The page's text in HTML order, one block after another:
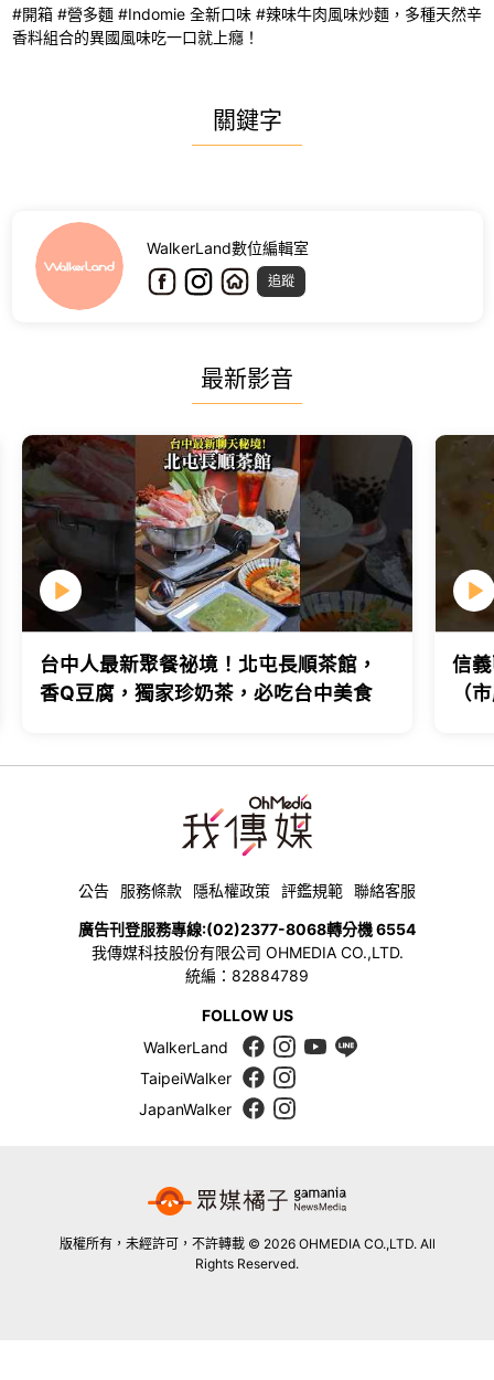
#開箱 #營多麵 #Indomie 全新口味 #辣味牛肉風味炒麵，多種天然辛
香料組合的異國風味吃一口就上癮！
關鍵字
WalkerLand數位編輯室
追蹤
最新影音
台中人最新聚餐祕境！北屯長順茶館，
香Q豆腐，獨家珍奶茶，必吃台中美食
信
（
公告 服務條款 隱私權政策 評鑑規範 聯絡客服
廣告刊登服務專線:(02)2377-8068轉分機 6554
我傳媒科技股份有限公司 OHMEDIA CO.,LTD.
統編：82884789
FOLLOW US
WalkerLand
TaipeiWalker
JapanWalker
版權所有，未經許可，不許轉載 © 2026 OHMEDIA CO.,LTD. All
Rights Reserved.